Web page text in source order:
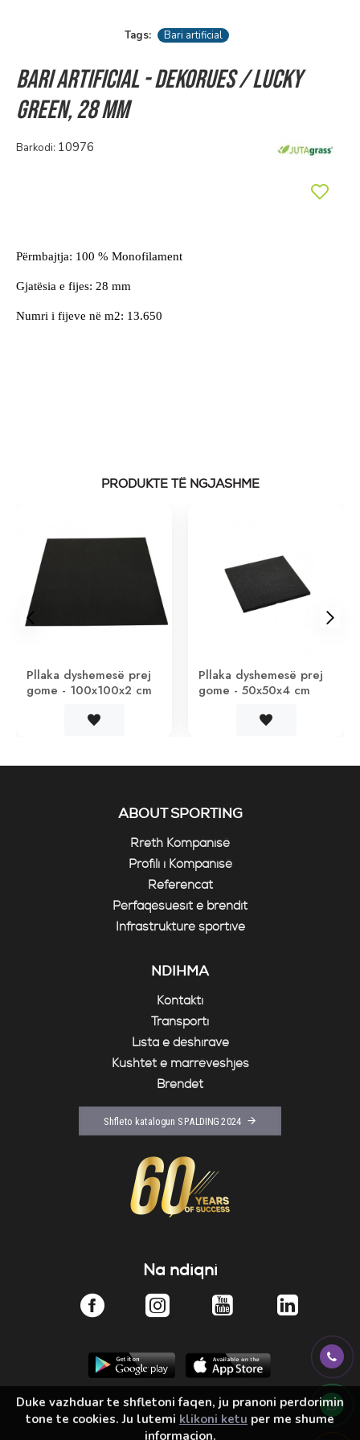
Tags: Bari artificial
Bari artificial - dekorues / LUCKY
GREEN, 28 mm
Barkodi: 10976
Përmbajtja: 100 % Monofilament
Gjatësia e fijes: 28 mm
Numri i fijeve në m2: 13.650
PRODUKTE TË NGJASHME
Pllaka dyshemesë prej
gome - 100x100x2 cm
Pllaka dyshemesë prej
gome - 50x50x4 cm
ABOUT SPORTING
Rreth Kompanisë
Profili i Kompanisë
Referencat
Përfaqësuesit e brendit
Infrastrukturë sportive
NDIHMA
Kontakti
Transporti
Lista e dëshirave
Kushtet e marrëveshjes
Brendet
Shfleto katalogun SPALDING 2024
Na ndiqni
Duke vazhduar te shfletoni faqen, ju pranoni perdorimin
tone te cookies. Ju lutemi klikoni ketu per me shume
informacion.